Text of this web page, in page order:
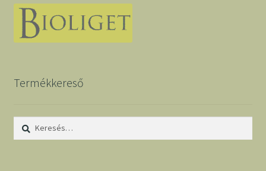
Termékkereső
Keresés: